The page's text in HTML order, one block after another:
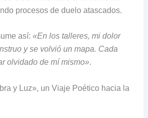
procesos de duelo atascados.
así: «En los talleres, mi dolor
y se volvió un mapa. Cada
olvidado de mí mismo».
y Luz», un Viaje Poético hacia la